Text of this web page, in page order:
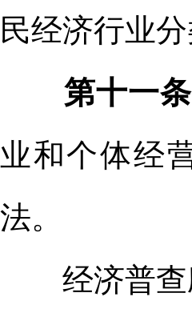
民经济行业分
第十一条
业和个体经
法。
经济普查